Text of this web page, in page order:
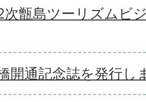
2次甑島ツーリズムビ
開通記念誌を発行し